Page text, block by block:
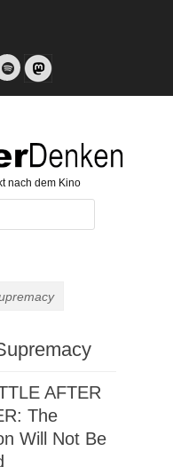
Spotify
nach dem Kino
AFTER
The
Will Not Be